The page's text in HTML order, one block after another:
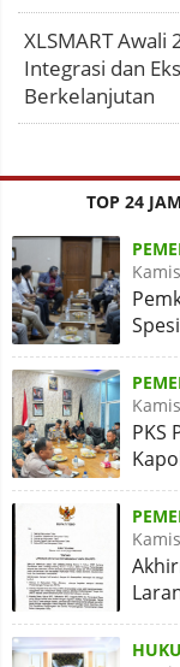
XLSMART
Integrasi dan
Berkelanjutan
TOP 24 JAM
PKS